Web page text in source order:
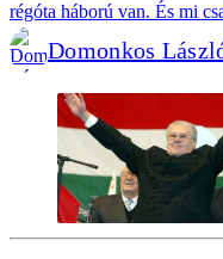
régóta háború van. És mi
Domonkos